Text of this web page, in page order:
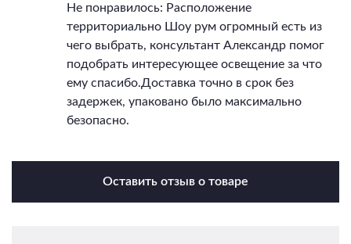
Не понравилось: Расположение
территориально Шоу рум огромный есть из
чего выбрать, консультант Александр помог
подобрать интересующее освещение за что
ему спасибо.Доставка точно в срок без
задержек, упаковано было максимально
безопасно.
Оставить отзыв о товаре